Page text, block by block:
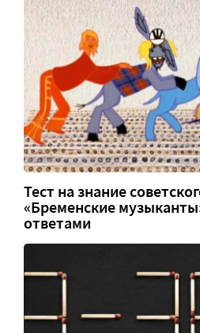
Тест на знание
«Бременские
ответами